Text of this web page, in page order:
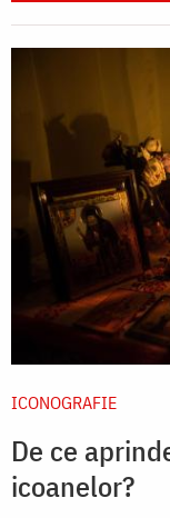
ICONOGRAFIE
De ce
icoanelor?